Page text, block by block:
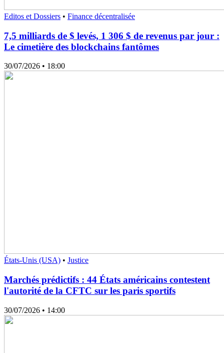
Editos et Dossiers • Finance décentralisée
7,5 milliards de $ levés, 1 306 $ de revenus par jour :
Le cimetière des blockchains fantômes
30/07/2026 • 18:00
États-Unis (USA) • Justice
Marchés prédictifs : 44 États américains contestent
l'autorité de la CFTC sur les paris sportifs
30/07/2026 • 14:00